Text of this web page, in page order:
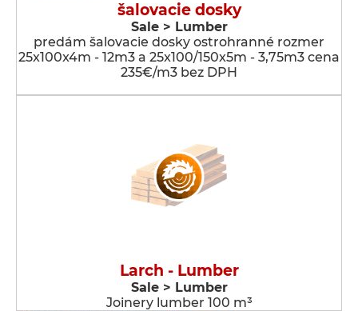
šalovacie dosky
Sale > Lumber
predám šalovacie dosky ostrohranné rozmer
25x100x4m - 12m3 a 25x100/150x5m - 3,75m3 cena
235€/m3 bez DPH
Larch - Lumber
Sale > Lumber
Joinery lumber 100 m³